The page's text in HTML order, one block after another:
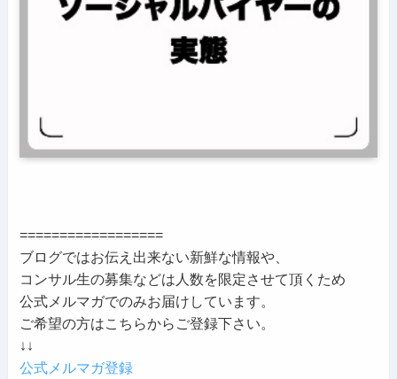
==================
ブログではお伝え出来ない新鮮な情報や、
コンサル生の募集などは人数を限定させて頂くため
公式メルマガでのみお届けしています。
ご希望の方はこちらからご登録下さい。
↓↓
公式メルマガ登録